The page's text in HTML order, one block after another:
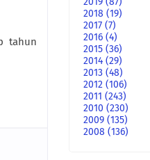
tahun
2018 (19)
2017 (7)
2016 (4)
2015 (36)
2014 (29)
2013 (48)
2012 (106)
2011 (243)
2010 (230)
2009 (135)
2008 (136)